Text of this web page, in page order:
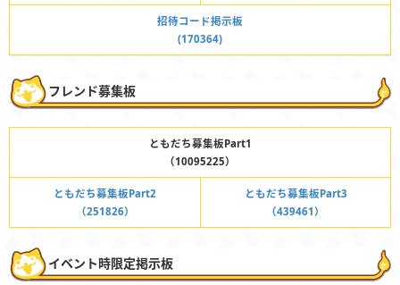
招待コード掲示板
(170364)
フレンド募集板
ともだち募集板Part1
（10095225）
ともだち募集板Part2
（251826）
ともだち募集板Part3
（439461）
イベント時限定掲示板